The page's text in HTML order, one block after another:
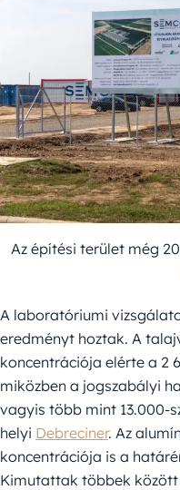
Az építési terület még
A laboratóriumi
eredményt hoztak. A
koncentrációja elérte a 2
miközben a jogszabályi
vagyis több mint 13.000-
helyi Debreciner. Az
koncentrációja is a
Kimutattak többek